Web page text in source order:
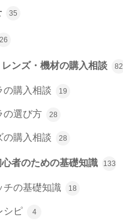
35
26
レンズ・機材の購入相談 82
の購入相談 19
の選び方 28
の購入相談 28
心者のための基礎知識 133
チの基礎知識 18
シピ 4